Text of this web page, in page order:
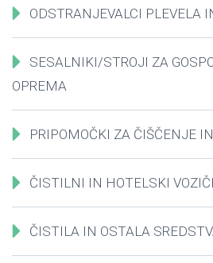
ODSTRANJEVALCI PLEVELA
SESALNIKI/STROJI ZA
OPREMA
PRIPOMOČKI ZA ČIŠČENJE
ČISTILNI IN HOTELSKI
ČISTILA IN OSTALA